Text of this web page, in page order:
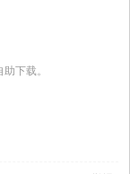
下载。